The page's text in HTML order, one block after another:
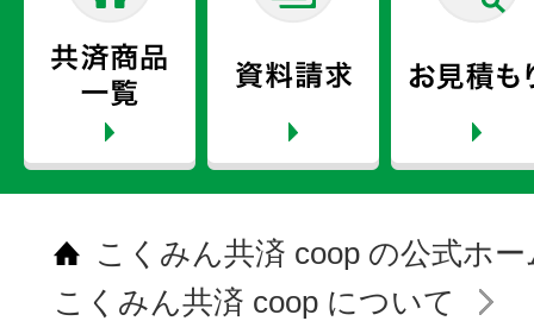
こくみん共済 coop の公式ホ
こくみん共済 coop について